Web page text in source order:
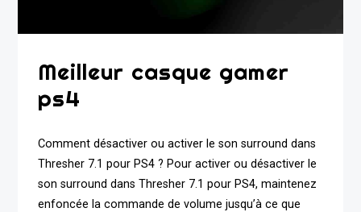
Meilleur casque gamer
ps4
Comment désactiver ou activer le son surround dans
Thresher 7.1 pour PS4 ? Pour activer ou désactiver le
son surround dans Thresher 7.1 pour PS4, maintenez
enfoncée la commande de volume jusqu’à ce que